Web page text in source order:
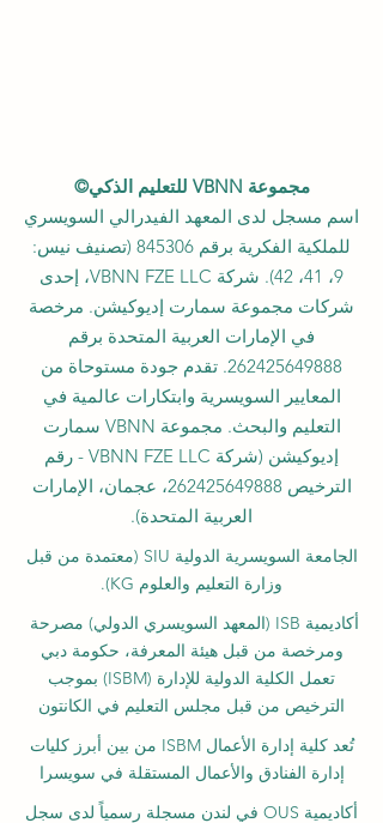
مجموعة VBNN للتعليم الذكي©
اسم مسجل لدى المعهد الفيدرالي السويسري
للملكية الفكرية برقم 845306 (تصنيف نيس:
9، 41، 42). شركة VBNN FZE LLC، إحدى
شركات مجموعة سمارت إديوكيشن. مرخصة
في الإمارات العربية المتحدة برقم
262425649888. تقدم جودة مستوحاة من
المعايير السويسرية وابتكارات عالمية في
التعليم والبحث. مجموعة VBNN سمارت
إديوكيشن (شركة VBNN FZE LLC - رقم
الترخيص 262425649888، عجمان، الإمارات
العربية المتحدة).
الجامعة السويسرية الدولية SIU
(معتمدة من قبل
وزارة التعليم والعلوم KG).
أكاديمية ISB (المعهد السويسري الدولي) مصرحة
ومرخصة من قبل هيئة المعرفة، حكومة دبي
تعمل الكلية الدولية للإدارة (ISBM) بموجب
الترخيص من قبل مجلس التعليم في الكانتون
تُعد كلية إدارة الأعمال ISBM من بين أبرز كليات
إدارة الفنادق والأعمال المستقلة في سويسرا
أكاديمية OUS في لندن مسجلة رسمياً لدى سجل